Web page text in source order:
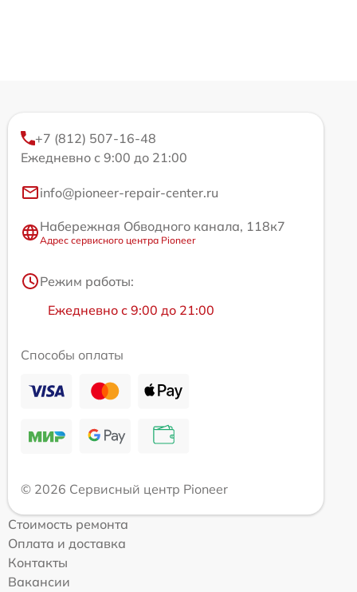
+7 (812) 507-16-48
Ежедневно с 9:00 до 21:00
info@pioneer-repair-center.ru
Набережная Обводного канала, 118к7
Адрес сервисного центра Pioneer
Режим работы:
Ежедневно с 9:00 до 21:00
Способы оплаты
© 2026 Сервисный центр Pioneer
Стоимость ремонта
Оплата и доставка
Контакты
Вакансии